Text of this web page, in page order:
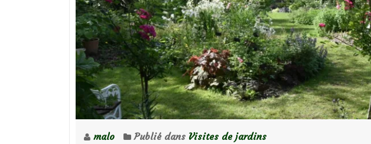
malo Publié dans Visites de jardins